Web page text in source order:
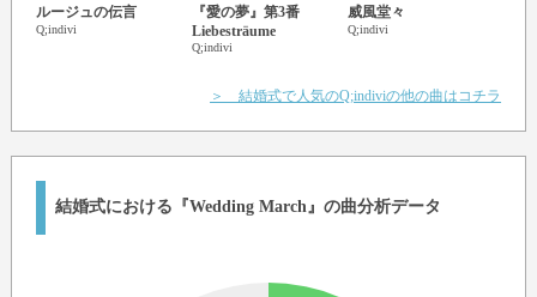
would you take my stormy life
（嵐みたいな人生でも）
（私が目が見えなくなっても）
you're a miracle that happened to me
（奇跡は起こるときっとあなたは言ってくれる）
everytime i look at you
（どんなときもあなたを見つめてる）
ルージュの伝言
Q;indivi
『愛の夢』第3番
Liebesträume
Q;indivi
威風堂々
Q;indivi
＞ 結婚式で人気のQ;indiviの他の曲はコチラ
結婚式における『Wedding March』の曲分析データ